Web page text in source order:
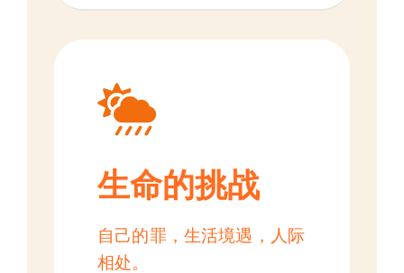
生命的挑战
自己的罪，生活境遇，人际
相处。